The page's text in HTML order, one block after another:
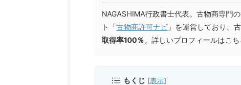
NAGASHIMA行政書士代表。古物商専門
ト「古物商許可ナビ 」を運営しており、
取得率100％。詳しいプロフィールはこ
もくじ [表示]